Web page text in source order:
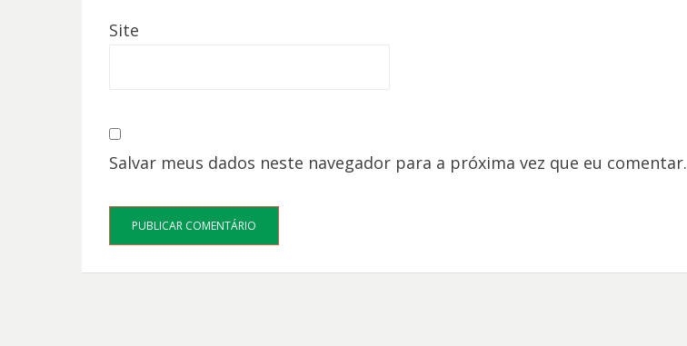
Site
Salvar meus dados neste navegador para a próxima vez que eu comentar.